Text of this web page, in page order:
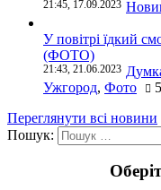
21:45, 17.09.2023
У повітрі їдкий
(ФОТО)
21:43, 21.06.2023
Ужгород, Фото
Переглянути всі новини
Пошук: